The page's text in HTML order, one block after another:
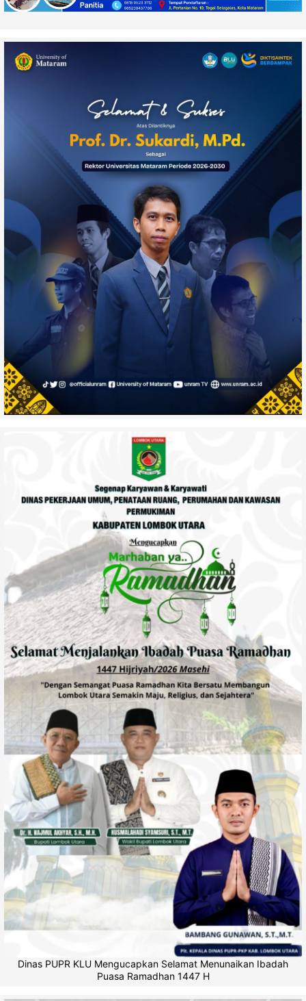
Dinas PUPR KLU Mengucapkan Selamat Menunaikan Ibadah
Puasa Ramadhan 1447 H